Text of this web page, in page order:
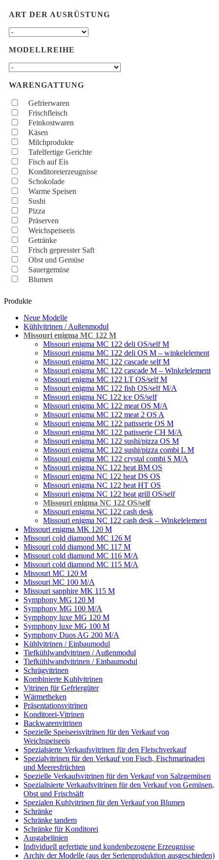
ART DER AUSRÜSTUNG
MODELLREIHE
WARENGATTUNG
Gefrierwaren
Frischfleisch
Feinkostwaren
Käsen
Milchprodukte
Tafelfertige Gerichte
Fisch auf Eis
Konditoreierzeugnisse
Schokolade
Warme Speisen
Sushi
Pizza
Präserven
Weichspeiseeis
Getränke
Frisch gepresster Saft
Obst und Gemüse
Sauergemüse
Blumen
Produkte
Neue Modelle
Kühlvitrinen / Außenmodul
Missouri enigma MC 122 M
Missouri enigma MC 122 deli OS/self M
Missouri enigma MC 122 deli OS M – winkelelement
Missouri enigma MC 122 cascade self M
Missouri enigma MC 122 cascade M – Winkelelement
Missouri enigma MC 122 LT OS/self M
Missouri enigma MC 122 fish OS/self M/A
Missouri enigma NC 122 ice OS/self
Missouri enigma MC 122 meat OS M/A
Missouri enigma MC 122 meat 2 OS A
Missouri enigma MC 122 patisserie OS M
Missouri enigma MC 122 patisserie CH M/A
Missouri enigma MC 122 sushi/pizza OS M
Missouri enigma MC 122 sushi/pizza combi L M
Missouri enigma MC 122 crystal combi S M/A
Missouri enigma NC 122 heat BM OS
Missouri enigma NC 122 heat DS OS
Missouri enigma NC 122 heat HT OS
Missouri enigma NC 122 heat grill OS/self
Мissouri enigma NC 122 OS/self
Missouri enigma NC 122 cash desk
Missouri enigma NC 122 cash desk – Winkelelement
Missouri enigma MK 120 M
Missouri cold diamond MC 126 M
Missouri cold diamond MC 117 M
Missouri cold diamond MC 116 M/A
Missouri cold diamond MC 115 M/A
Missouri MC 120 M
Missouri MC 100 M/A
Missouri sapphire MK 115 M
Symphony MG 120 M
Symphony MG 100 M/А
Symphony luxe MG 120 M
Symphony luxe MG 100 M
Symphony Duos AG 200 M/A
Kühlvitrinen / Einbaumodul
Tiefkühlwandvitrinen / Außenmodul
Tiefkühlwandvitrinen / Einbaumodul
Schrägvitrinen
Кombinierte Kuhlvitrinen
Vitrinen für Gefriergüter
Wärmetheken
Präsentationsvitrinen
Konditorei-Vitrinen
Backwarenvitrinen
Spezielle Speiseeisvitrinen für den Verkauf von
Weichspeiseeis
Spezialsierte Verkaufsvitrinen für den Fleischverkauf
Spezialvitrinen für den Verkauf von Fisch, Fischmarinaden
und Meeresfrüchten
Spezielle Verkaufsvitrinen für den Verkauf von Salzgemüsen
Spezialisierte Verkaufsvitrinen für den Verkauf von Gemüsen,
Obst und Frischsäft
Spezialen Kuhlvitrinen für den Verkauf von Blumen
Schränke
Schränke tandem
Schränke für Konditorei
Ausgabelinien
Individuell gefertigte und kundenbezogene Erzeugnisse
Archiv der Modelle (aus der Serienproduktion ausgeschieden)